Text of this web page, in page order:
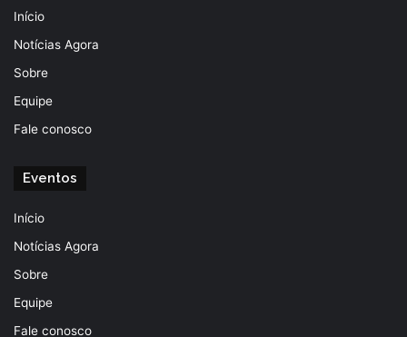
Início
Notícias Agora
Sobre
Equipe
Fale conosco
Eventos
Início
Notícias Agora
Sobre
Equipe
Fale conosco